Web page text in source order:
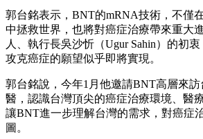
郭台銘表示，BNT的mRNA技術，不僅
中拯救世界，也將對癌症治療帶來重大
人、執行長吳沙忻（Ugur Sahin）的初
攻克癌症的願望似乎即將實現。
郭台銘說，今年1月他邀請BNT高層來
醫，認識台灣頂尖的癌症治療環境、醫
讓BNT進一步理解台灣的需求，對癌症
圖。